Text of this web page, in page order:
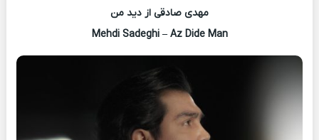
مهدی صادقی از دید من
Mehdi Sadeghi – Az Dide Man